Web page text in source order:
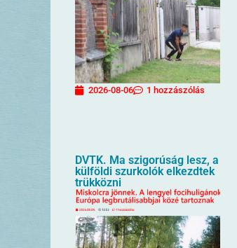
2026-08-06 1 hozzászólás
DVTK. Ma szigorúság lesz, a
külföldi szurkolók elkezdtek
trükközni